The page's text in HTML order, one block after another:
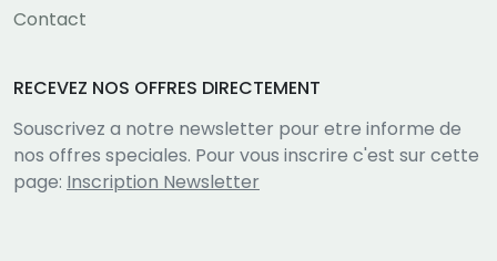
Contact
RECEVEZ NOS OFFRES DIRECTEMENT
Souscrivez a notre newsletter pour etre informe de
nos offres speciales. Pour vous inscrire c'est sur cette
page: Inscription Newsletter